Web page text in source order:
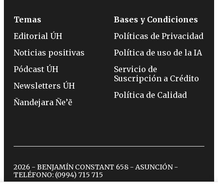
Temas
Editorial ÚH
Noticias positivas
Pódcast ÚH
Newsletters ÚH
Ñandejara Ñe’ẽ
Bases y Condiciones
Políticas de Privacidad
Política de uso de la IA
Servicio de
Suscripción a Crédito
Política de Calidad
2026 - BENJAMÍN CONSTANT 658 - ASUNCIÓN -
TELÉFONO: (0994) 715 715